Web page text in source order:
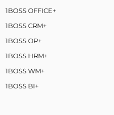
1BOSS OFFICE+
1BOSS CRM+
1BOSS OP+
1BOSS HRM+
1BOSS WM+
1BOSS BI+